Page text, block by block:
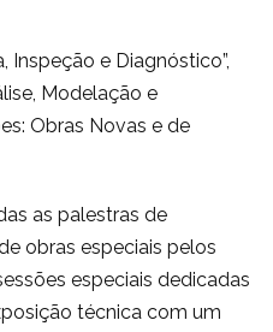
e Diagnóstico”,
Modelação e
Obras Novas e de
as palestras de
obras especiais pelos
especiais dedicadas
técnica com um